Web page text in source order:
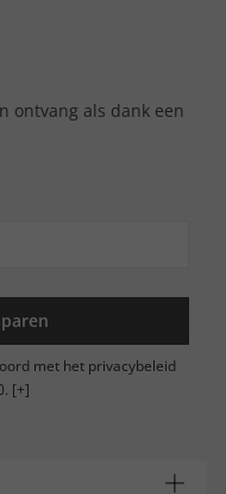
ontvang als dank een
met het privacybeleid
[+]